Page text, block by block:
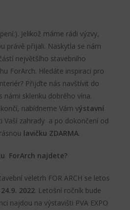
Jelikož máme rádi výzvy,
právě přijali. Naskytla se nám
největšího stavebního
ForArch. Hledáte inspiraci pro
Přijďte nás navštívit do
námi sklenku dobrého vína.
nabídneme Vám výstavní
Vaší zahrady a po dokončení od
lavičku ZDARMA.
ForArch najdete?
veletrh FOR ARCH se letos
2022. Letošní ročník bude
najdou na výstavišti PVA EXPO